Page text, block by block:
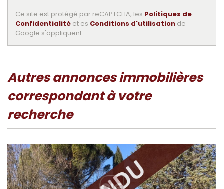
Ce site est protégé par reCAPTCHA, les Politiques de
Confidentialité et es Conditions d'utilisation de
Google s'appliquent.
autres annonces immobilières
correspondant à votre
recherche